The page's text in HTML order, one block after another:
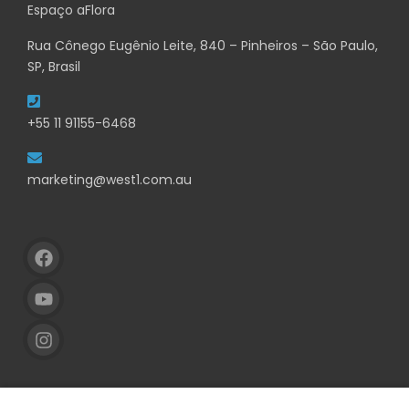
Espaço aFlora
Rua Cônego Eugênio Leite, 840 – Pinheiros – São Paulo,
SP, Brasil
+55 11 91155-6468
marketing@west1.com.au